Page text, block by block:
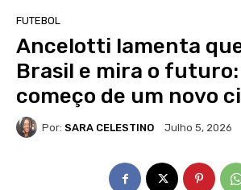
FUTEBOL
Ancelotti lamenta
Brasil e mira o futuro:
começo de um novo
Por: SARA CELESTINO Julho 5, 2026